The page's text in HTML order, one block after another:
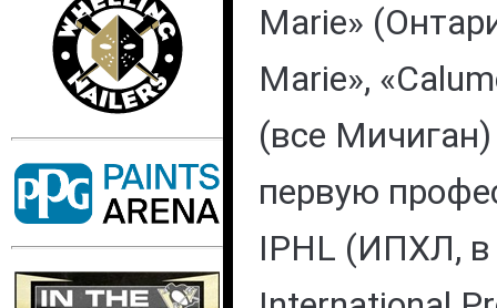
Marie»
Marie»,
(все
первую
IPHL (ИПХЛ, в